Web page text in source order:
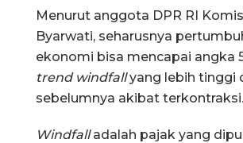
Menurut anggota DPR RI
Byarwati, seharusnya
ekonomi bisa mencapai angka
trend windfallyang lebih tinggi
sebelumnya akibat terkontraksi.
Windfalladalah pajak yang